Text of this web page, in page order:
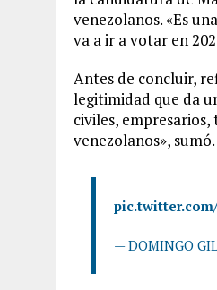
venezolanos. «Es
va a ir a votar en
Antes de concluir,
legitimidad que da
civiles,
venezolanos», sumó.
pic.twitter.com/
— DOMINGO